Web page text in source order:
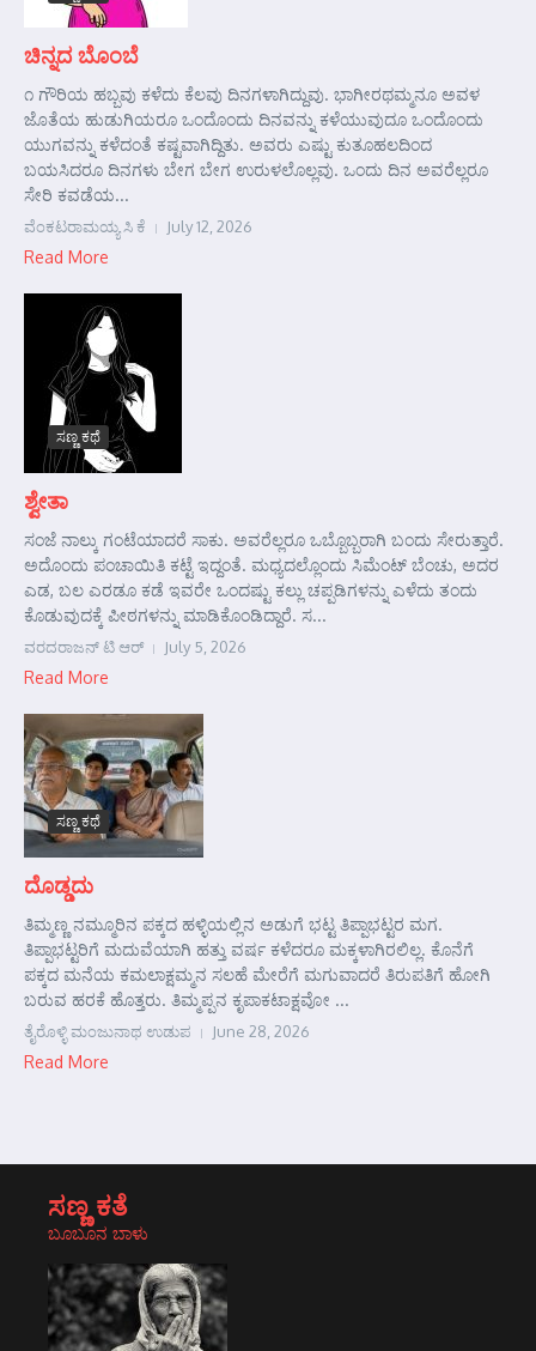
ಚಿನ್ನದ ಬೊಂಬೆ
೧ ಗೌರಿಯ ಹಬ್ಬವು ಕಳೆದು ಕೆಲವು ದಿನಗಳಾಗಿದ್ದುವು. ಭಾಗೀರಥಮ್ಮನೂ ಅವಳ
ಜೊತೆಯ ಹುಡುಗಿಯರೂ ಒಂದೊಂದು ದಿನವನ್ನು ಕಳೆಯುವುದೂ ಒಂದೊಂದು
ಯುಗವನ್ನು ಕಳೆದಂತೆ ಕಷ್ಟವಾಗಿದ್ದಿತು. ಅವರು ಎಷ್ಟು ಕುತೂಹಲದಿಂದ
ಬಯಸಿದರೂ ದಿನಗಳು ಬೇಗ ಬೇಗ ಉರುಳಲೊಲ್ಲವು. ಒಂದು ದಿನ ಅವರೆಲ್ಲರೂ
ಸೇರಿ ಕವಡೆಯ...
ವೆಂಕಟರಾಮಯ್ಯ ಸಿ ಕೆ July 12, 2026
Read More
ಸಣ್ಣ ಕಥೆ
ಶ್ವೇತಾ
ಸಂಜೆ ನಾಲ್ಕು ಗಂಟೆಯಾದರೆ ಸಾಕು. ಅವರೆಲ್ಲರೂ ಒಬ್ಬೊಬ್ಬರಾಗಿ ಬಂದು ಸೇರುತ್ತಾರೆ.
ಅದೊಂದು ಪಂಚಾಯಿತಿ ಕಟ್ಟೆ ಇದ್ದಂತೆ. ಮಧ್ಯದಲ್ಲೊಂದು ಸಿಮೆಂಟ್ ಬೆಂಚು, ಅದರ
ಎಡ, ಬಲ ಎರಡೂ ಕಡೆ ಇವರೇ ಒಂದಷ್ಟು ಕಲ್ಲು ಚಪ್ಪಡಿಗಳನ್ನು ಎಳೆದು ತಂದು
ಕೊಡುವುದಕ್ಕೆ ಪೀಠಗಳನ್ನು ಮಾಡಿಕೊಂಡಿದ್ದಾರೆ. ಸ...
ವರದರಾಜನ್ ಟಿ ಆರ್ July 5, 2026
Read More
ಸಣ್ಣ ಕಥೆ
ದೊಡ್ಡದು
ತಿಮ್ಮಣ್ಣ ನಮ್ಮೂರಿನ ಪಕ್ಕದ ಹಳ್ಳಿಯಲ್ಲಿನ ಅಡುಗೆ ಭಟ್ಟ ತಿಪ್ಪಾಭಟ್ಟರ ಮಗ.
ತಿಪ್ಪಾಭಟ್ಟರಿಗೆ ಮದುವೆಯಾಗಿ ಹತ್ತು ವರ್ಷ ಕಳೆದರೂ ಮಕ್ಕಳಾಗಿರಲಿಲ್ಲ. ಕೊನೆಗೆ
ಪಕ್ಕದ ಮನೆಯ ಕಮಲಾಕ್ಷಮ್ಮನ ಸಲಹೆ ಮೇರೆಗೆ ಮಗುವಾದರೆ ತಿರುಪತಿಗೆ ಹೋಗಿ
ಬರುವ ಹರಕೆ ಹೊತ್ತರು. ತಿಮ್ಮಪ್ಪನ ಕೃಪಾಕಟಾಕ್ಷವೋ ...
ತೈರೊಳ್ಳಿ ಮಂಜುನಾಥ ಉಡುಪ June 28, 2026
Read More
ಸಣ್ಣ ಕತೆ
ಬೂಬೂನ ಬಾಳು